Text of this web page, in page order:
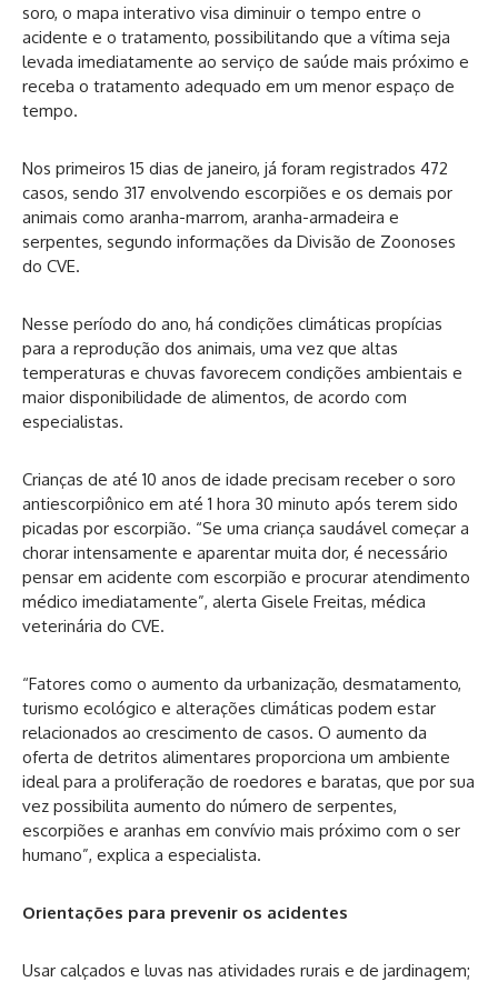
soro, o mapa interativo visa diminuir o tempo entre o
acidente e o tratamento, possibilitando que a vítima seja
levada imediatamente ao serviço de saúde mais próximo e
receba o tratamento adequado em um menor espaço de
tempo.
Nos primeiros 15 dias de janeiro, já foram registrados 472
casos, sendo 317 envolvendo escorpiões e os demais por
animais como aranha-marrom, aranha-armadeira e
serpentes, segundo informações da Divisão de Zoonoses
do CVE.
Nesse período do ano, há condições climáticas propícias
para a reprodução dos animais, uma vez que altas
temperaturas e chuvas favorecem condições ambientais e
maior disponibilidade de alimentos, de acordo com
especialistas.
Crianças de até 10 anos de idade precisam receber o soro
antiescorpiônico em até 1 hora 30 minuto após terem sido
picadas por escorpião. “Se uma criança saudável começar a
chorar intensamente e aparentar muita dor, é necessário
pensar em acidente com escorpião e procurar atendimento
médico imediatamente”, alerta Gisele Freitas, médica
veterinária do CVE.
“Fatores como o aumento da urbanização, desmatamento,
turismo ecológico e alterações climáticas podem estar
relacionados ao crescimento de casos. O aumento da
oferta de detritos alimentares proporciona um ambiente
ideal para a proliferação de roedores e baratas, que por sua
vez possibilita aumento do número de serpentes,
escorpiões e aranhas em convívio mais próximo com o ser
humano”, explica a especialista.
Orientações para prevenir os acidentes
Usar calçados e luvas nas atividades rurais e de jardinagem;